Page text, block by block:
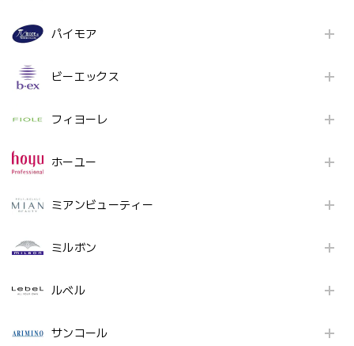
パイモア
ビーエックス
フィヨーレ
ホーユー
ミアンビューティー
ミルボン
ルベル
サンコール